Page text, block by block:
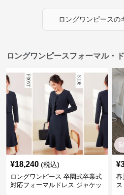
ロングワンピースの
ロングワンピースフォーマル・
¥18,240 (税込)
ロングワンピース 卒園式卒業式
対応フォーマルドレス ジャケッ
¥
春